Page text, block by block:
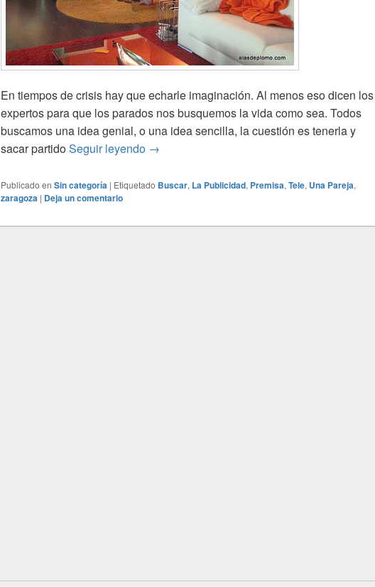
En tiempos de crisis hay que echarle imaginación. Al menos eso dicen los
expertos para que los parados nos busquemos la vida como sea. Todos
buscamos una idea genial, o una idea sencilla, la cuestión es tenerla y
sacar partidoSeguir leyendo Publicidad dinámica
→
Publicado en Sin categoría | Etiquetado Buscar, La Publicidad, Premisa, Tele, Una Pareja,
zaragoza | Deja un comentario